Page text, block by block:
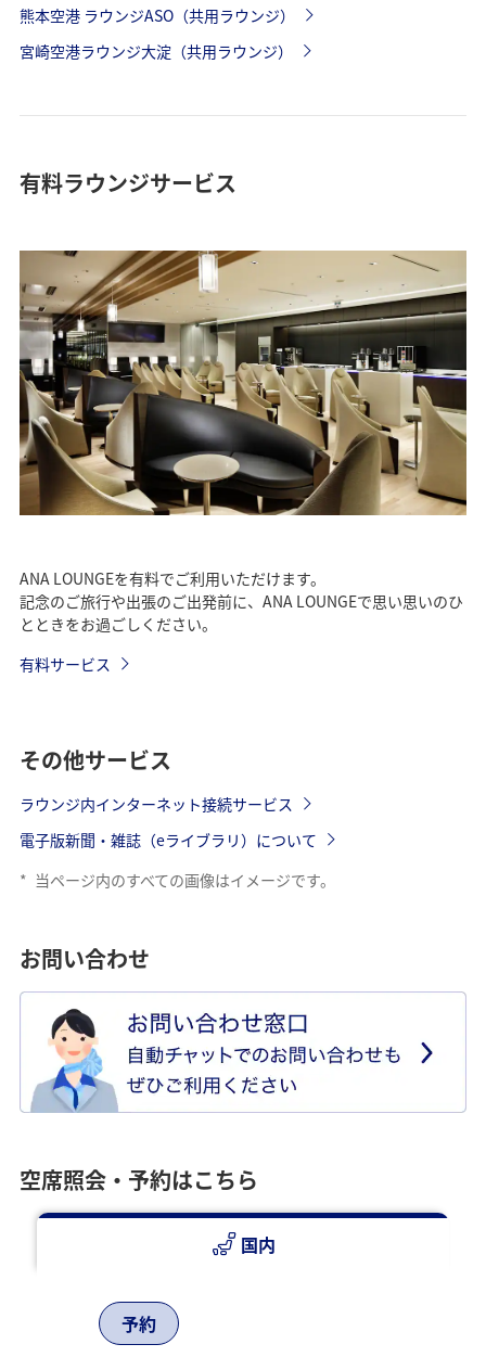
熊本空港 ラウンジASO（共用ラウンジ）
宮崎空港ラウンジ大淀（共用ラウンジ）
有料ラウンジサービス
ANA LOUNGEを有料でご利用いただけます。
記念のご旅行や出張のご出発前に、ANA LOUNGEで思い思いのひ
とときをお過ごしください。
有料サービス
その他サービス
ラウンジ内インターネット接続サービス
電子版新聞・雑誌（eライブラリ）について
* 当ページ内のすべての画像はイメージです。
お問い合わせ
空席照会・予約はこちら
国内
予約